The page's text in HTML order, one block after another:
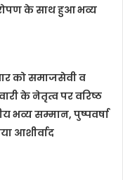
के साथ हुआ भव्य
को समाजसेवी व
के नेतृत्व पर वरिष्ठ
भव्य सम्मान, पुष्पवर्षा
आशीर्वाद